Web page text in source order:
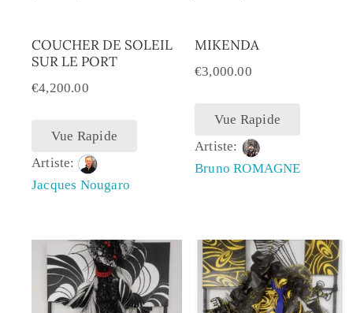
COUCHER DE SOLEIL
SUR LE PORT
€4,200.00
Vue Rapide
Artiste:
Jacques Nougaro
MIKENDA
€3,000.00
Vue Rapide
Artiste:
Bruno ROMAGNE